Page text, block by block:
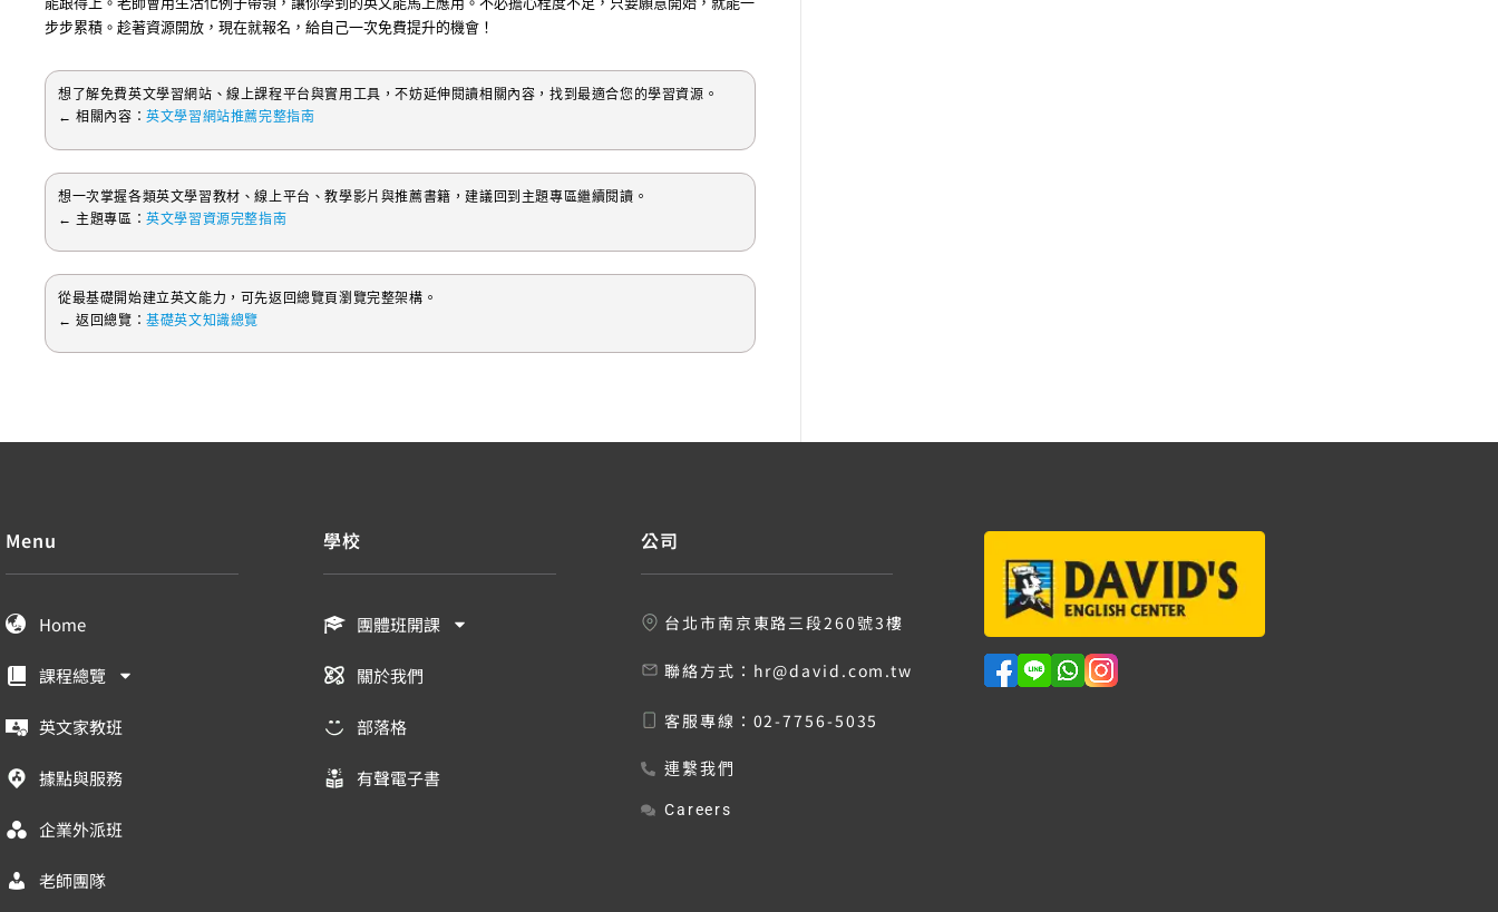
步步累積。趁著資源開放，現在就報名，給自己一次免費提升的機會！
想了解免費英文學習網站、線上課程平台與實用工具，不妨延伸閱讀相關內容，找到最適合您的學習資源。
← 相關內容：英文學習網站推薦完整指南
想一次掌握各類英文學習教材、線上平台、教學影片與推薦書籍，建議回到主題專區繼續閱讀。
← 主題專區：英文學習資源完整指南
從最基礎開始建立英文能力，可先返回總覽頁瀏覽完整架構。
← 返回總覽：基礎英文知識總覽
Menu
Home
課程總覽
英文家教班
據點與服務
企業外派班
老師團隊
學校
團體班開課
關於我們
部落格
有聲電子書
公司
台北市南京東路三段260號3樓
聯絡方式： hr@david.com.tw
客服專線： 02-7756-5035
連繫我們
Careers